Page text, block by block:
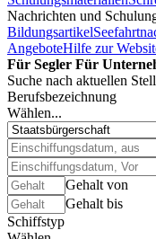
Nachrichten und
Bildungsartikel
AngeboteHilfe zur
Für Segler Für
Suche nach aktuellen
Berufsbezeichnung
Wählen...
Gehalt von
Gehalt bis
Schiffstyp